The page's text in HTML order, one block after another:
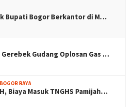
Bupati Bogor Berkantor di M…
Gudang Oplosan Gas …
BOGOR RAYA
Biaya Masuk TNGHS Pamijah…